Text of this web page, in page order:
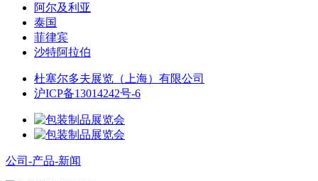
阿尔及利亚
泰国
菲律宾
沙特阿拉伯
杜塞尔多夫展览（上海）有限公司
沪ICP备13014242号-6
公司-产品-新闻